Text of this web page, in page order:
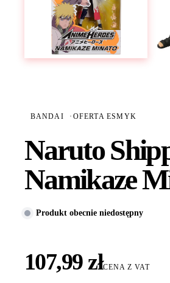
BANDAI · OFERTA ESMYK
Naruto
Namikaze
Produkt obecnie niedostępny
107,99 złCENA Z VAT